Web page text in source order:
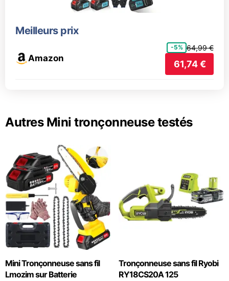
Meilleurs prix
Amazon
-5% 64,99 €
61,74 €
Autres Mini tronçonneuse testés
Mini Tronçonneuse sans fil
Lmozim sur Batterie
Tronçonneuse sans fil Ryobi
RY18CS20A 125